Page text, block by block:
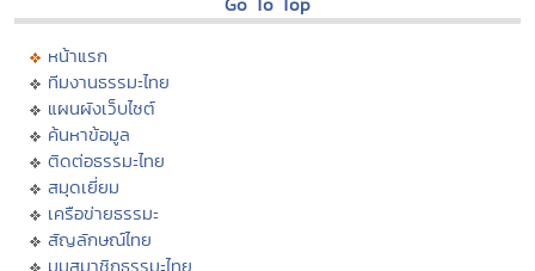
หน้าแรก
ทีมงานธรรมะไทย
แผนผังเว็บไซต์
ค้นหาข้อมูล
ติดต่อธรรมะไทย
สมุดเยี่ยม
เครือข่ายธรรมะ
สัญลักษณ์ไทย
มุมสมาชิกธรรมะไทย